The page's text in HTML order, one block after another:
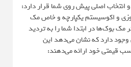
انتخاب اصلی پیش روی شما قرار دارد:
و اکوسیستم یکپارچه و خاص مک
مک بوک‌ها در ابتدا شما را به تردید
وجود دارد که نشان می‌دهد این
قیمتی خود ارائه می‌دهند: